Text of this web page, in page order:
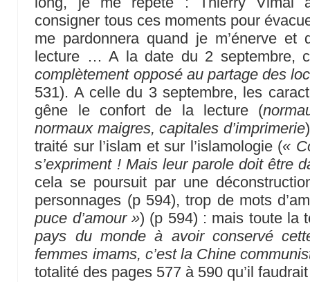
consigner tous ces moments pour
me pardonnera quand je m’énerve
lecture … A la date du 2 septembre,
complètement opposé au partage des
531). A celle du 3 septembre, les
gêne le confort de la lecture (
normaux maigres, capitales d’imprimerie
traité sur l’islam et sur l’islamologie («
s’expriment ! Mais leur parole doit être
cela se poursuit par une
personnages (p 594), trop de mots
puce d’amour ») (p 594) : mais toute la
pays du monde à avoir conservé
femmes imams, c’est la Chine
totalité des pages 577 à 590 qu’il